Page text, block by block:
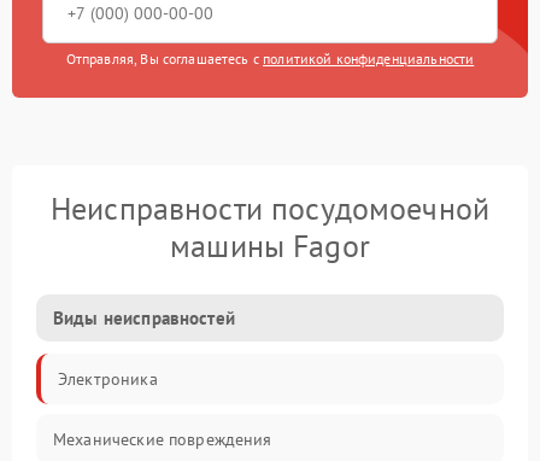
Отправляя, Вы соглашаетесь с политикой конфиденциальности
Неисправности посудомоечной
машины Fagor
Виды неисправностей
Электроника
Механические повреждения